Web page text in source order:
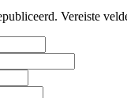
Vereiste